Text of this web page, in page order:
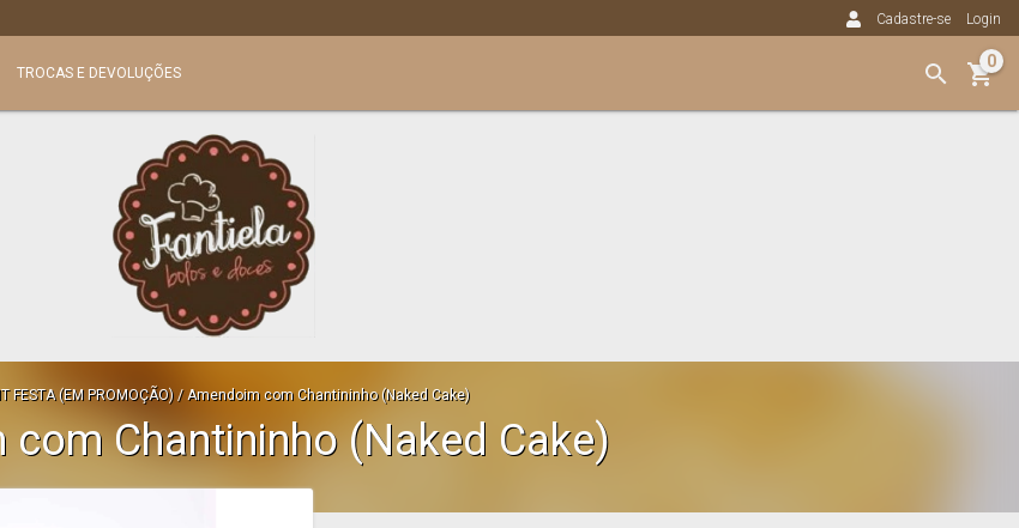
Cadastre-se Login
TROCAS E DEVOLUÇÕES
0
FESTA (EM PROMOÇÃO) / Amendoim com Chantininho (Naked Cake)
com Chantininho (Naked Cake)